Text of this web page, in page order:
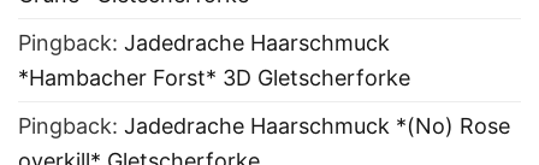
Pingback: Jadedrache Haarschmuck
*Hambacher Forst* 3D Gletscherforke
Pingback: Jadedrache Haarschmuck *(No) Rose